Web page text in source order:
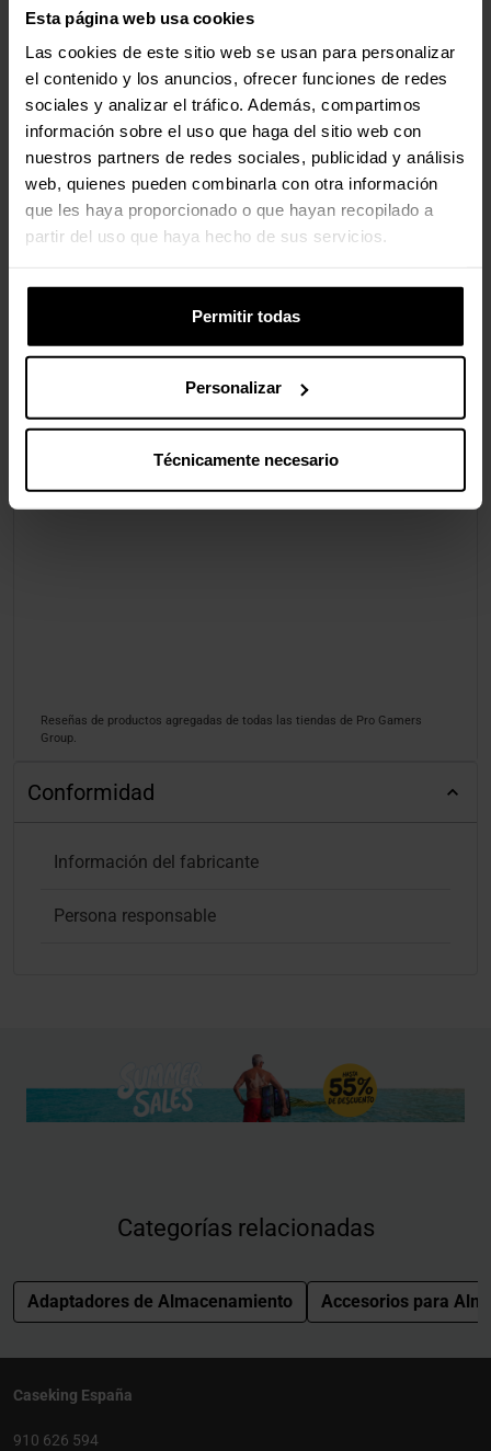
Esta página web usa cookies
Las cookies de este sitio web se usan para personalizar
el contenido y los anuncios, ofrecer funciones de redes
sociales y analizar el tráfico. Además, compartimos
información sobre el uso que haga del sitio web con
nuestros partners de redes sociales, publicidad y análisis
web, quienes pueden combinarla con otra información
que les haya proporcionado o que hayan recopilado a
partir del uso que haya hecho de sus servicios.
Permitir todas
Personalizar
Técnicamente necesario
Reseñas de productos agregadas de todas las tiendas de Pro Gamers
Group.
Conformidad
Información del fabricante
Persona responsable
Categorías relacionadas
Adaptadores de Almacenamiento Accesorios para
Caseking España
910 626 594